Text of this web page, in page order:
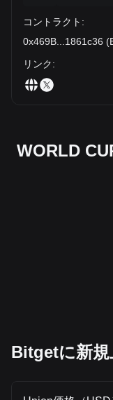
コントラクト :
0x469B
1861c36 (
リンク:
WORLD
Bitgetに新規